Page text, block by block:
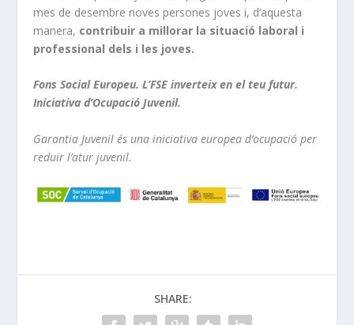
mes de desembre noves persones joves i, d’aquesta
manera, contribuir a millorar la situació laboral i
professional dels i les joves.
Fons Social Europeu. L’FSE inverteix en el teu futur.
Iniciativa d’Ocupació Juvenil.
Garantia Juvenil és una iniciativa europea d’ocupació per
reduir l’atur juvenil.
SHARE: